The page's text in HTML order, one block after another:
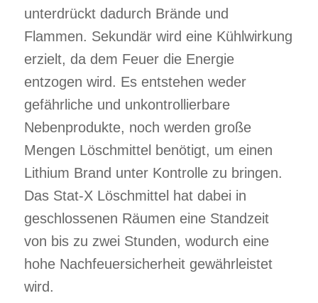
unterdrückt dadurch Brände und
Flammen. Sekundär wird eine Kühlwirkung
erzielt, da dem Feuer die Energie
entzogen wird. Es entstehen weder
gefährliche und unkontrollierbare
Nebenprodukte, noch werden große
Mengen Löschmittel benötigt, um einen
Lithium Brand unter Kontrolle zu bringen.
Das Stat-X Löschmittel hat dabei in
geschlossenen Räumen eine Standzeit
von bis zu zwei Stunden, wodurch eine
hohe Nachfeuersicherheit gewährleistet
wird.